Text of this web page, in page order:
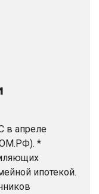
в апреле
*
ипотекой.